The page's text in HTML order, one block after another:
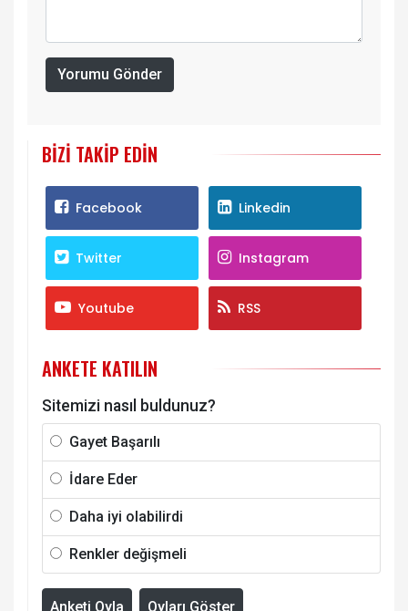
Yorumu Gönder
BIZI TAKIP EDIN
Facebook Linkedin
Twitter Instagram
Youtube RSS
ANKETE KATILIN
Sitemizi nasıl buldunuz?
Gayet Başarılı
İdare Eder
Daha iyi olabilirdi
Renkler değişmeli
Anketi Oyla Oyları Göster